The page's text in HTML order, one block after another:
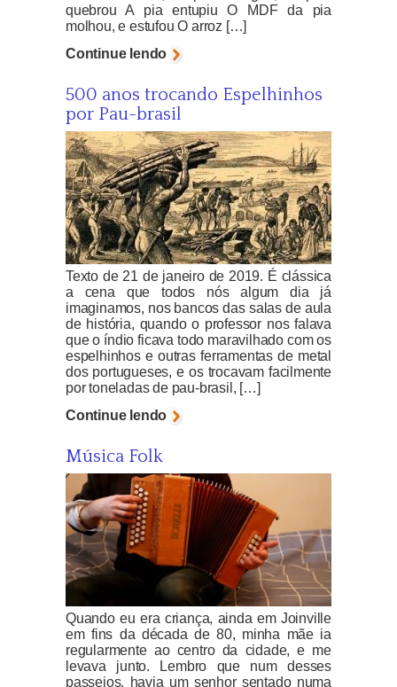
quebrou A pia entupiu O MDF da pia
molhou, e estufou O arroz […]
Continue lendo
500 anos trocando Espelhinhos
por Pau-brasil
Texto de 21 de janeiro de 2019. É clássica
a cena que todos nós algum dia já
imaginamos, nos bancos das salas de aula
de história, quando o professor nos falava
que o índio ficava todo maravilhado com os
espelhinhos e outras ferramentas de metal
dos portugueses, e os trocavam facilmente
por toneladas de pau-brasil, […]
Continue lendo
Música Folk
Quando eu era criança, ainda em Joinville
em fins da década de 80, minha mãe ia
regularmente ao centro da cidade, e me
levava junto. Lembro que num desses
passeios, havia um senhor sentado numa